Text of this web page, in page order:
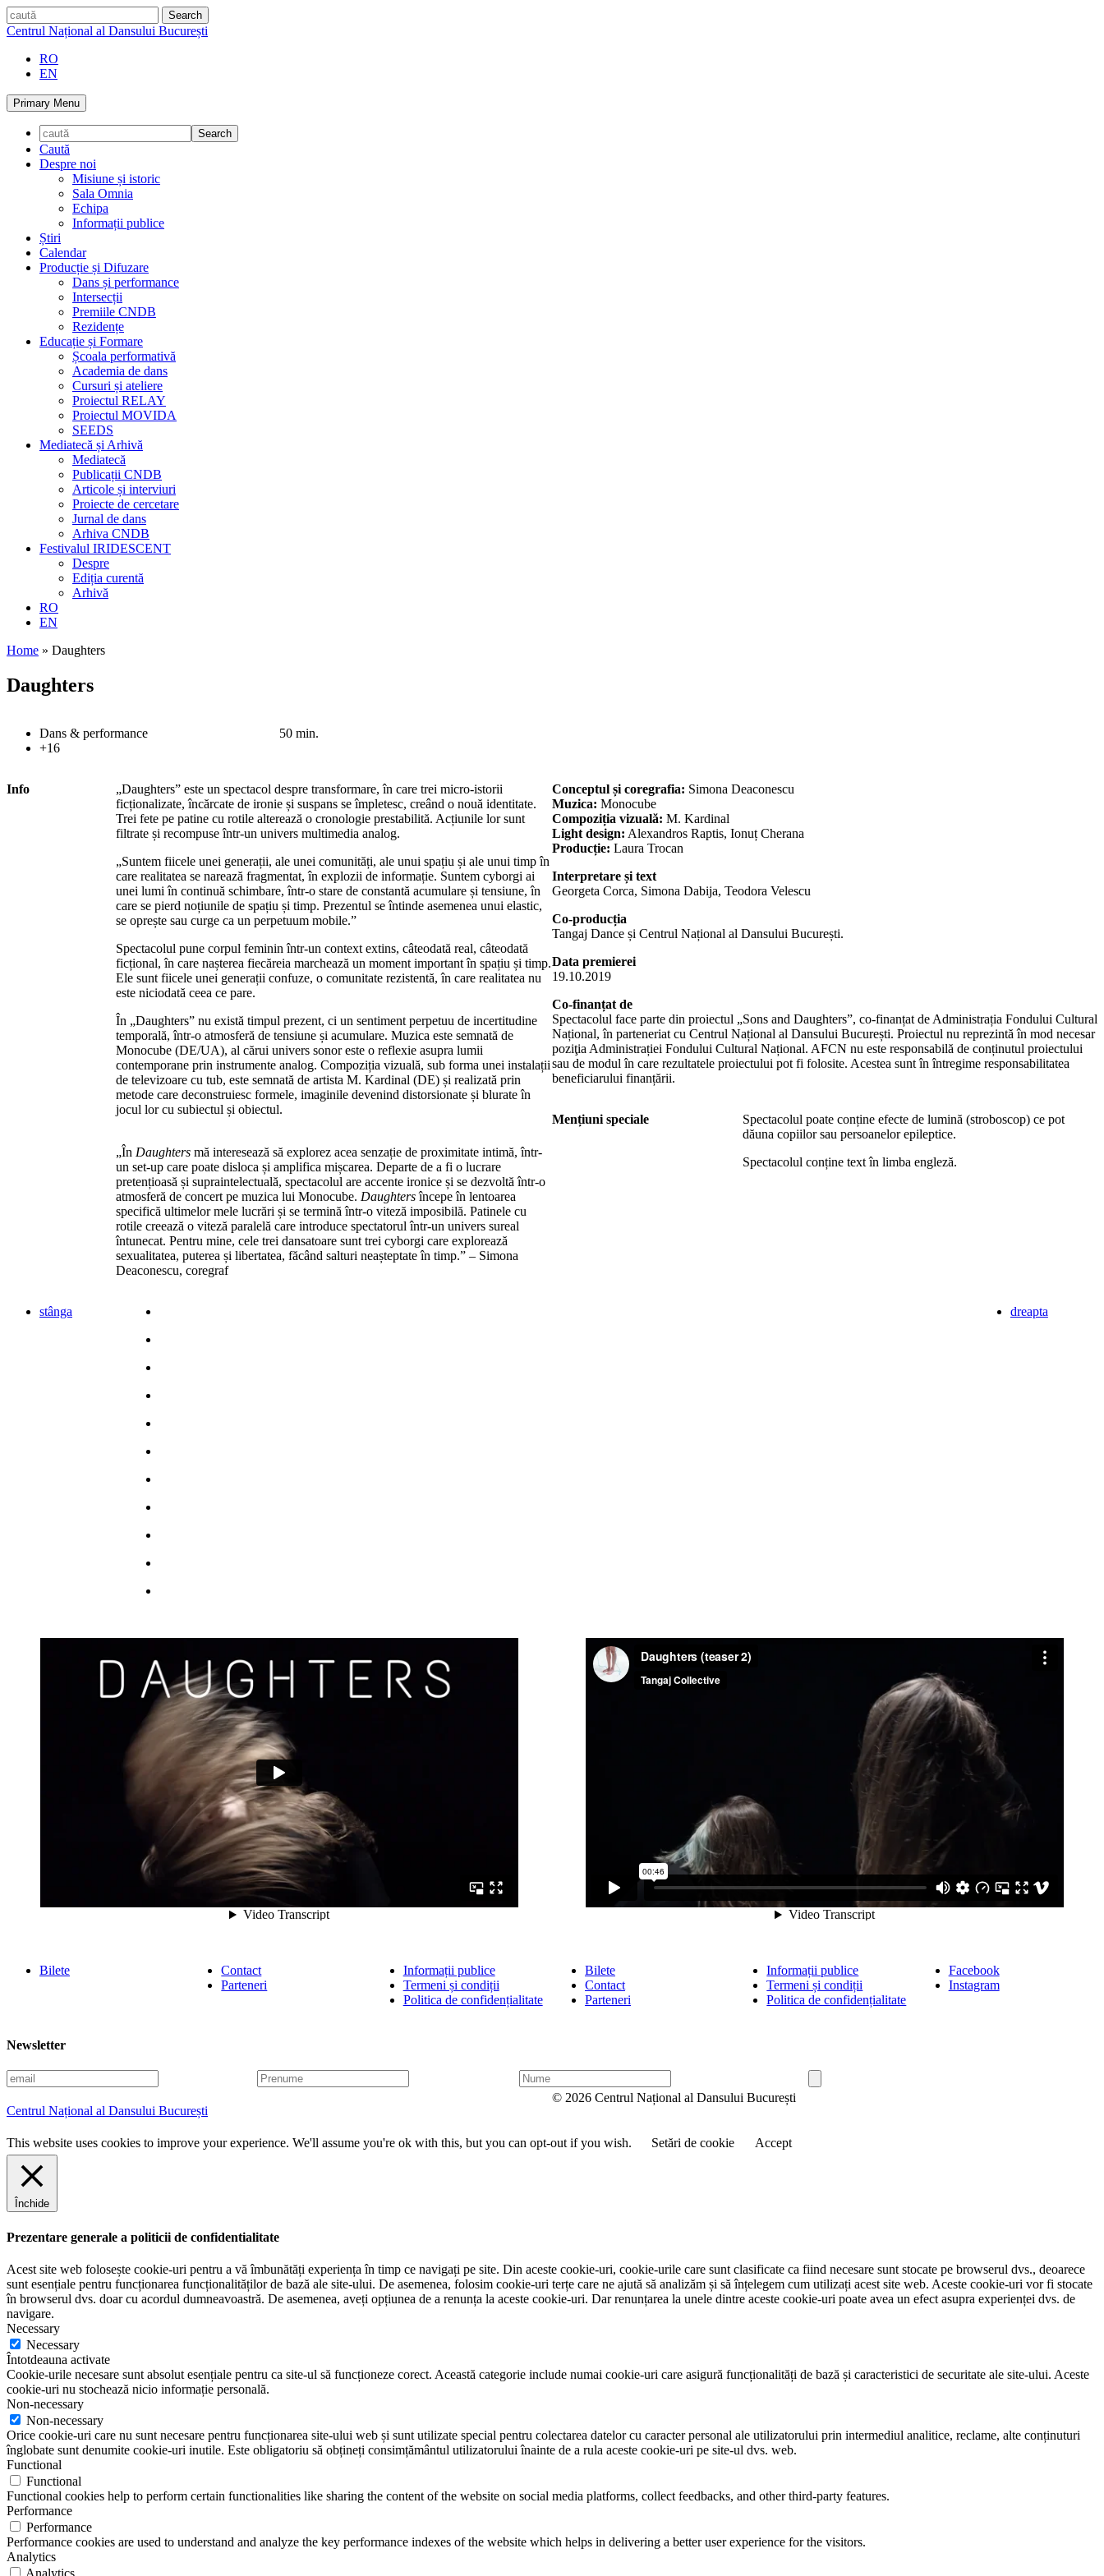
Skip
to
caută
Centrul Național al Dansului București
RO
EN
Primary Menu
Caută
Despre noi
Misiune și istoric
Sala Omnia
Echipa
Informații publice
Știri
Calendar
Producție și Difuzare
Dans și performance
Intersecții
Premiile CNDB
Rezidențe
Educație și Formare
Școala performativă
Academia de dans
Cursuri și ateliere
Proiectul RELAY
Proiectul MOVIDA
SEEDS
Mediatecă și Arhivă
Mediatecă
Publicații CNDB
Articole și interviuri
Proiecte de cercetare
Jurnal de dans
Arhiva CNDB
Festivalul IRIDESCENT
Despre
Ediția curentă
Arhivă
RO
EN
Home » Daughters
Daughters
Dans & performance
+16
50 min.
Info
„Daughters” este un spectacol despre transformare, în care trei micro-istorii
ficționalizate, încărcate de ironie și suspans se împletesc, creând o nouă identitate.
Trei fete pe patine cu rotile alterează o cronologie prestabilită. Acțiunile lor sunt
filtrate și recompuse într-un univers multimedia analog.
„Suntem fiicele unei generații, ale unei comunități, ale unui spațiu și ale unui timp în
care realitatea se narează fragmentat, în explozii de informație. Suntem cyborgi ai
unei lumi în continuă schimbare, într-o stare de constantă acumulare și tensiune, în
care se pierd noțiunile de spațiu și timp. Prezentul se întinde asemenea unui elastic,
se oprește sau curge ca un perpetuum mobile.”
Spectacolul pune corpul feminin într-un context extins, câteodată real, câteodată
ficțional, în care nașterea fiecăreia marchează un moment important în spațiu și timp.
Ele sunt fiicele unei generații confuze, o comunitate rezistentă, în care realitatea nu
este niciodată ceea ce pare.
În „Daughters” nu există timpul prezent, ci un sentiment perpetuu de incertitudine
temporală, într-o atmosferă de tensiune și acumulare. Muzica este semnată de
Monocube (DE/UA), al cărui univers sonor este o reflexie asupra lumii
contemporane prin instrumente analog. Compoziția vizuală, sub forma unei instalații
de televizoare cu tub, este semnată de artista M. Kardinal (DE) și realizată prin
metode care deconstruiesc formele, imaginile devenind distorsionate și blurate în
jocul lor cu subiectul și obiectul.
„În Daughtersmă interesează să explorez acea senzație de proximitate intimă, într-
un set-up care poate disloca și amplifica mișcarea. Departe de a fi o lucrare
pretențioasă și supraintelectuală, spectacolul are accente ironice și se dezvoltă într-o
atmosferă de concert pe muzica lui Monocube. Daughtersîncepe în lentoarea
specifică ultimelor mele lucrări și se termină într-o viteză imposibilă. Patinele cu
rotile creează o viteză paralelă care introduce spectatorul într-un univers sureal
întunecat. Pentru mine, cele trei dansatoare sunt trei cyborgi care explorează
sexualitatea, puterea și libertatea, făcând salturi neașteptate în timp.” – Simona
Deaconescu, coregraf
Conceptul și coregrafia: Simona Deaconescu
Muzica: Monocube
Compoziția vizuală: M. Kardinal
Light design: Alexandros Raptis, Ionuț Cherana
Producție: Laura Trocan
Interpretare și text
Georgeta Corca, Simona Dabija, Teodora Velescu
Co-producția
Tangaj Dance și Centrul Național al Dansului București.
Data premierei
19.10.2019
Co-finanțat de
Spectacolul face parte din proiectul „Sons and Daughters”, co-finanțat de Administrația Fondului Cultural
Național, în parteneriat cu Centrul Național al Dansului București. Proiectul nu reprezintă în mod necesar
poziţia Administrației Fondului Cultural Național. AFCN nu este responsabilă de conținutul proiectului
sau de modul în care rezultatele proiectului pot fi folosite. Acestea sunt în întregime responsabilitatea
beneficiarului finanțării.
Mențiuni speciale
Spectacolul poate conține efecte de lumină (stroboscop) ce pot
dăuna copiilor sau persoanelor epileptice.
Spectacolul conține text în limba engleză.
stânga dreapta
Bilete
Contact
Parteneri
Informații publice
Termeni și condiții
Politica de confidențialitate
Bilete
Contact
Parteneri
Informații publice
Termeni și condiții
Politica de confidențialitate
Facebook
Instagram
Newsletter
E
m
a
i
l
P
r
u
m
N
u
Centrul Național al Dansului București
© 2026 Centrul Național al Dansului București
This website uses cookies to improve your experience. We'll assume you're ok with this, but you can opt-out if you wish. Setări de cookie Accept
Închide
Prezentare generale a politicii de confidentialitate
Acest site web folosește cookie-uri pentru a vă îmbunătăți experiența în timp ce navigați pe site. Din aceste cookie-uri, cookie-urile care sunt clasificate ca fiind necesare sunt stocate pe browserul dvs., deoarece
sunt esențiale pentru funcționarea funcționalităților de bază ale site-ului. De asemenea, folosim cookie-uri terțe care ne ajută să analizăm și să înțelegem cum utilizați acest site web. Aceste cookie-uri vor fi stocate
în browserul dvs. doar cu acordul dumneavoastră. De asemenea, aveți opțiunea de a renunța la aceste cookie-uri. Dar renunțarea la unele dintre aceste cookie-uri poate avea un efect asupra experienței dvs. de
navigare.
Necessary
Necessary
Întotdeauna activate
Cookie-urile necesare sunt absolut esențiale pentru ca site-ul să funcționeze corect. Această categorie include numai cookie-uri care asigură funcționalități de bază și caracteristici de securitate ale site-ului. Aceste
cookie-uri nu stochează nicio informație personală.
Non-necessary
Non-necessary
Orice cookie-uri care nu sunt necesare pentru funcționarea site-ului web și sunt utilizate special pentru colectarea datelor cu caracter personal ale utilizatorului prin intermediul analitice, reclame, alte conținuturi
înglobate sunt denumite cookie-uri inutile. Este obligatoriu să obțineți consimțământul utilizatorului înainte de a rula aceste cookie-uri pe site-ul dvs. web.
Functional
Functional
Functional cookies help to perform certain functionalities like sharing the content of the website on social media platforms, collect feedbacks, and other third-party features.
Performance
Performance
Performance cookies are used to understand and analyze the key performance indexes of the website which helps in delivering a better user experience for the visitors.
Analytics
Analytics